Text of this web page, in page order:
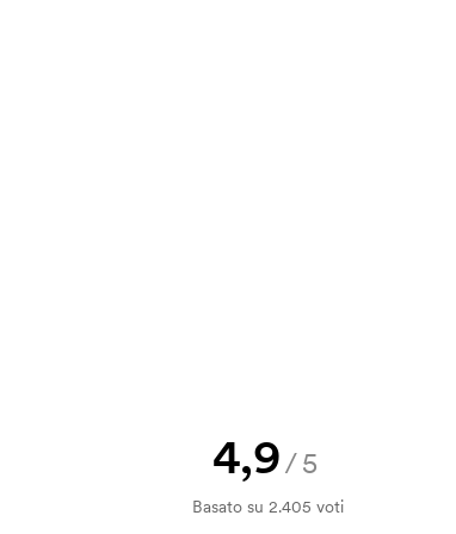
al momento della stampa.
da stampare. Se ripeti lo stesso
4,9/5
Basato su 2.405 voti